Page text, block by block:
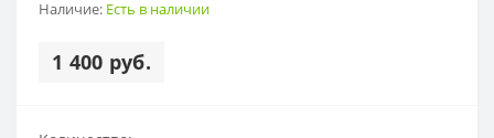
Наличие: Есть в наличии
1 400 руб.